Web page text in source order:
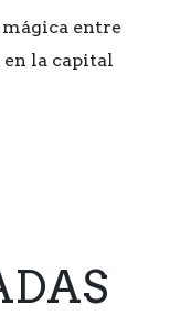
entre
la capital